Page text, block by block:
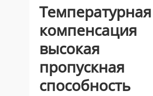
Температурная
высокая
пропускная
способность